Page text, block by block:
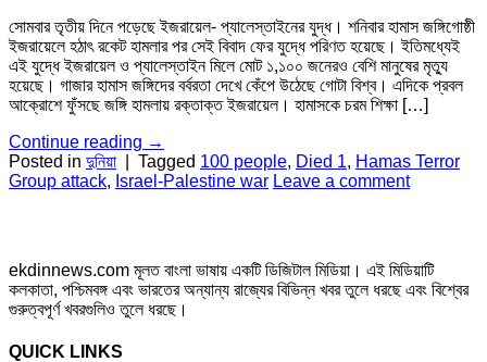
সোমবার তৃতীয় দিনে পড়েছে ইজরায়েল- প্যালেস্তাইনের যুদ্ধ। শনিবার হামাস জঙ্গিগোষ্ঠী
ইজরায়েলে হঠাৎ রকেট হামলার পর সেই বিবাদ ফের যুদ্ধে পরিণত হয়েছে। ইতিমধ্যেই
এই যুদ্ধে ইজরায়েল ও প্যালেস্তাইন মিলে মোট ১,১০০ জনেরও বেশি মানুষের মৃত্যু
হয়েছে। গাজার হামাস জঙ্গিদের বর্বরতা দেখে কেঁপে উঠেছে গোটা বিশ্ব। এদিকে প্রবল
আক্রোশে ফুঁসছে জঙ্গি হামলায় রক্তাক্ত ইজরায়েল। হামাসকে চরম শিক্ষা […]
Continue reading →
Posted in দুনিয়া Tagged 100 people, Died 1, Hamas Terror
Group attack, Israel-Palestine war Leave a comment
ekdinnews.com মূলত বাংলা ভাষায় একটি ডিজিটাল মিডিয়া। এই মিডিয়াটি
কলকাতা, পশ্চিমবঙ্গ এবং ভারতের অন্যান্য রাজ্যের বিভিন্ন খবর তুলে ধরছে এবং বিশ্বের
গুরুত্বপূর্ণ খবরগুলিও তুলে ধরছে।
QUICK LINKS